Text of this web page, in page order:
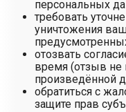
персональных
требовать
уничтожения
отозвать
время (отзыв не
произведённой
обратиться с
защите прав